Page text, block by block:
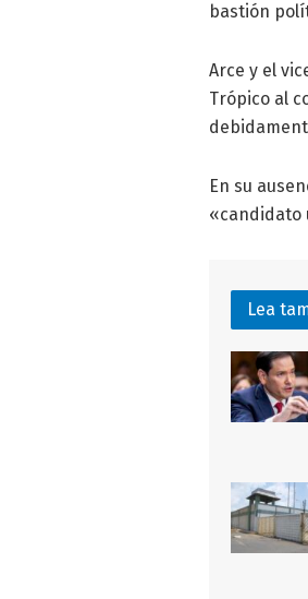
bastión
Arce y el
Trópico al
En su
«candidato
Lea